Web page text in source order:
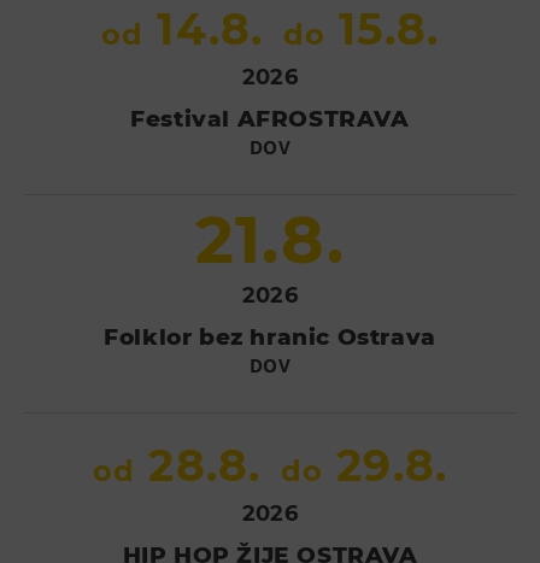
Bolt Café
CØKAFE Dolní Vítkovice
Catering
Vila Liběna
od 14.8. do 15.8.
2026
Festival AFROSTRAVA
DOV
21.8.
2026
Folklor bez hranic Ostrava
DOV
od 28.8. do 29.8.
2026
HIP HOP ŽIJE OSTRAVA